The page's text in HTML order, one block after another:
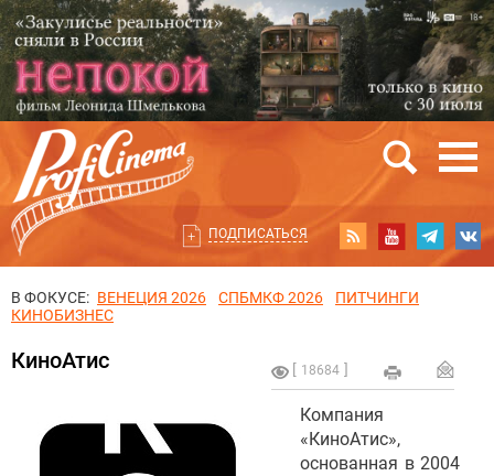
ПОДПИСАТЬСЯ
В ФОКУСЕ: ВЕНЕЦИЯ 2026 СПБМКФ 2026
ПИТЧИНГИ
КИНОБИЗНЕС
18684
КиноАтис
Компания
«КиноАтис»,
основанная в 2004